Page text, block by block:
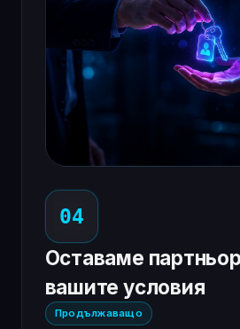
04
Оставаме
вашите условия
Продължаващо